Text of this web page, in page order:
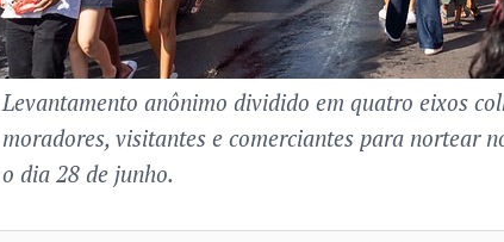
Levantamento anônimo dividido em quatro eixos
moradores, visitantes e comerciantes para nortear
o dia 28 de junho.